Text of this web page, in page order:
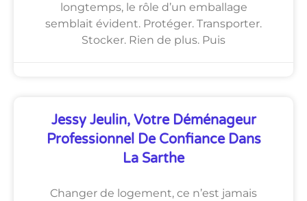
longtemps, le rôle d’un emballage
semblait évident. Protéger. Transporter.
Stocker. Rien de plus. Puis
Jessy Jeulin, Votre Déménageur
Professionnel De Confiance Dans
La Sarthe
Changer de logement, ce n’est jamais